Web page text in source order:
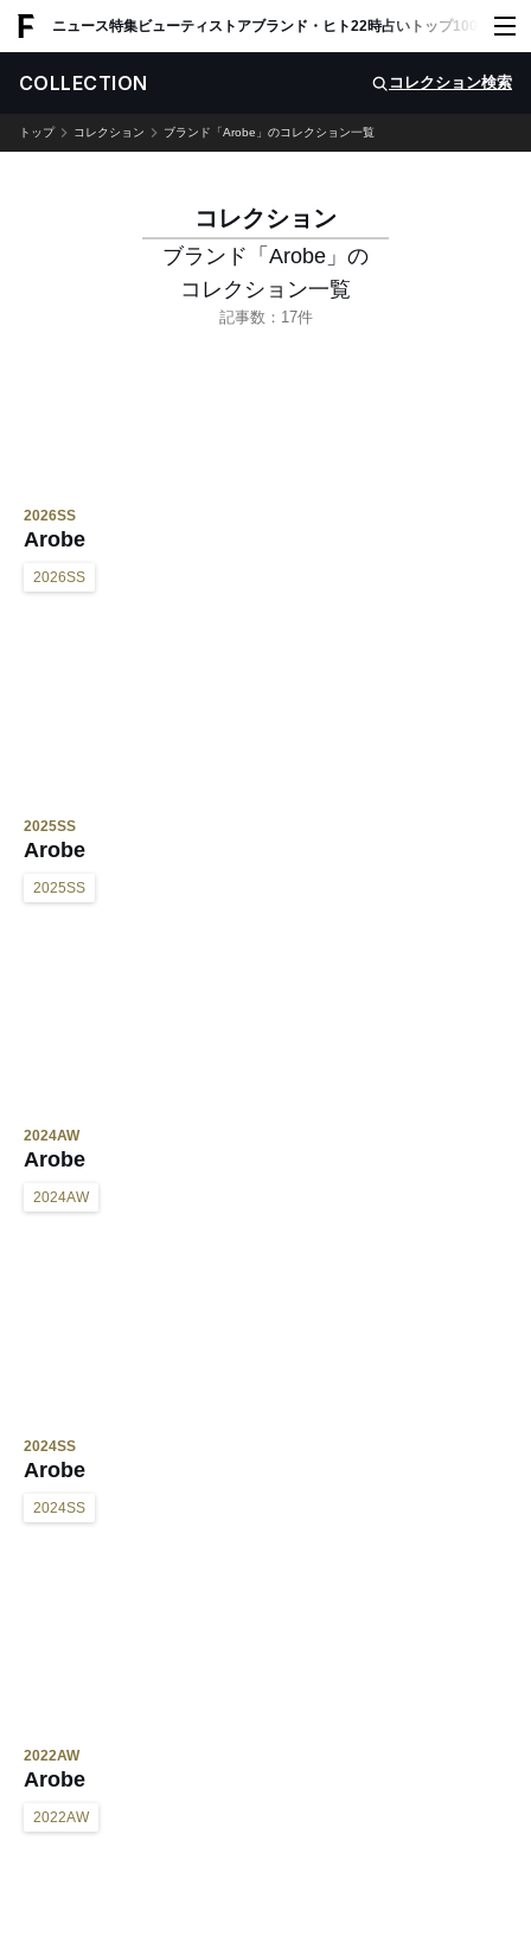
ニュース特集ビューティ ストアブランド・ヒト22時占い トップ100 スナッ
COLLECTION コレクション検索
トップ コレクション ブランド「Arobe」のコレクション一覧
コレクション
ブランド「Arobe」 の
コレクション一覧
記事数：17件
2026SS
Arobe
2026SS
2025SS
Arobe
2025SS
2024AW
Arobe
2024AW
2024SS
Arobe
2024SS
2022AW
Arobe
2022AW